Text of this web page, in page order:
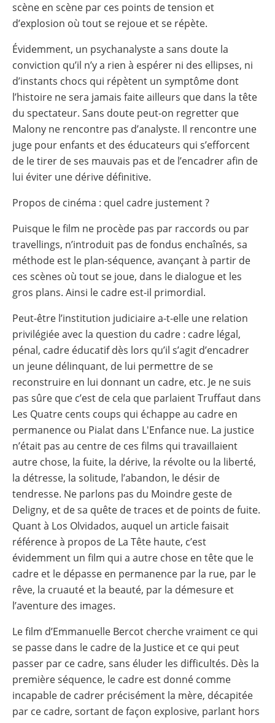
scène en scène par ces points de tension et
d’explosion où tout se rejoue et se répète.
Évidemment, un psychanalyste a sans doute la
conviction qu’il n’y a rien à espérer ni des ellipses, ni
d’instants chocs qui répètent un symptôme dont
l’histoire ne sera jamais faite ailleurs que dans la tête
du spectateur. Sans doute peut-on regretter que
Malony ne rencontre pas d’analyste. Il rencontre une
juge pour enfants et des éducateurs qui s’efforcent
de le tirer de ses mauvais pas et de l’encadrer afin de
lui éviter une dérive définitive.
Propos de cinéma : quel cadre justement ?
Puisque le film ne procède pas par raccords ou par
travellings, n’introduit pas de fondus enchaînés, sa
méthode est le plan-séquence, avançant à partir de
ces scènes où tout se joue, dans le dialogue et les
gros plans. Ainsi le cadre est-il primordial.
Peut-être l’institution judiciaire a-t-elle une relation
privilégiée avec la question du cadre : cadre légal,
pénal, cadre éducatif dès lors qu’il s’agit d’encadrer
un jeune délinquant, de lui permettre de se
reconstruire en lui donnant un cadre, etc. Je ne suis
pas sûre que c’est de cela que parlaient Truffaut dans
Les Quatre cents coups qui échappe au cadre en
permanence ou Pialat dans L'Enfance nue. La justice
n’était pas au centre de ces films qui travaillaient
autre chose, la fuite, la dérive, la révolte ou la liberté,
la détresse, la solitude, l’abandon, le désir de
tendresse. Ne parlons pas du Moindre geste de
Deligny, et de sa quête de traces et de points de fuite.
Quant à Los Olvidados, auquel un article faisait
référence à propos de La Tête haute, c’est
évidemment un film qui a autre chose en tête que le
cadre et le dépasse en permanence par la rue, par le
rêve, la cruauté et la beauté, par la démesure et
l’aventure des images.
Le film d’Emmanuelle Bercot cherche vraiment ce qui
se passe dans le cadre de la Justice et ce qui peut
passer par ce cadre, sans éluder les difficultés. Dès la
première séquence, le cadre est donné comme
incapable de cadrer précisément la mère, décapitée
par ce cadre, sortant de façon explosive, parlant hors